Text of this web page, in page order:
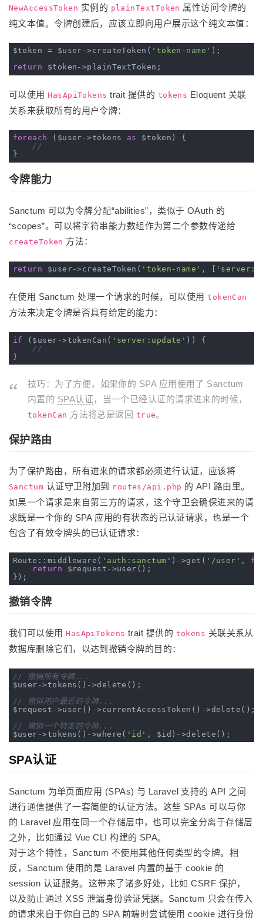
NewAccessToken 实例的 plainTextToken 属性访问令牌的
纯文本值。令牌创建后，应该立即向用户展示这个纯文本值：
$token = $user->createToken( 'token-name' );
return
可以使用HasApiTokens trait 提供的 tokens Eloquent 关联
关系来获取所有的用户令牌：
foreach ($user->tokens as
$token) {
//
令牌能力
Sanctum 可以为令牌分配“abilities”，类似于 OAuth 的
“scopes”。可以将字符串能力数组作为第二个参数传递给
createToken 方法：
return $user->createToken( 'token-name' , [
在使用 Sanctum 处理一个请求的时候，可以使用tokenCan
方法来决定令牌是否具有给定的能力：
if ($user->tokenCan( 'server:update' )) {
//
技巧：为了方便，如果你的 SPA 应用使用了 Sanctum
内置的 SPA认证，当一个已经认证的请求进来的时候，
tokenCan 方法将总是返回 true。
保护路由
为了保护路由，所有进来的请求都必须进行认证，应该将
Sanctum 认证守卫附加到 routes/api.php 的 API 路由里。
如果一个请求是来自第三方的请求，这个守卫会确保进来的请
求既是一个你的 SPA 应用的有状态的已认证请求，也是一个
包含了有效令牌头的已认证请求：
Route::middleware( 'auth:sanctum' )->get( '/user' ,
return $request->user();
撤销令牌
我们可以使用HasApiTokens trait 提供的 tokens 关联关系从
数据库删除它们，以达到撤销令牌的目的：
// 撤销所有令牌...
$user->tokens()->delete();
// 撤销用户最近的令牌...
$request->user()->currentAccessToken()->delete();
// 撤销一个特定的令牌...
$user->tokens()->where( 'id'
SPA认证
Sanctum 为单页面应用 (SPAs) 与 Laravel 支持的 API 之间
进行通信提供了一套简便的认证方法。这些 SPAs 可以与你
的 Laravel 应用在同一个存储层中，也可以完全分离于存储层
之外，比如通过 Vue CLI 构建的 SPA。
对于这个特性，Sanctum 不使用其他任何类型的令牌。相
反，Sanctum 使用的是 Laravel 内置的基于 cookie 的
session 认证服务。这带来了诸多好处，比如 CSRF 保护，
以及防止通过 XSS 泄漏身份验证凭据。Sanctum 只会在传入
的请求来自于你自己的 SPA 前端时尝试使用 cookie 进行身份